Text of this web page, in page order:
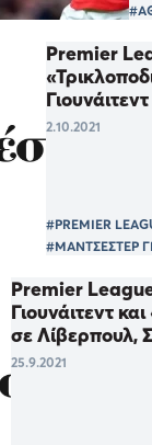
Premier
2.10.2021
#PREMIER
#ΜΑΝΤΣΕΣΤΕΡ
Premier
Γιουνάιτεντ
σε Λίβερπουλ,
25.9.2021